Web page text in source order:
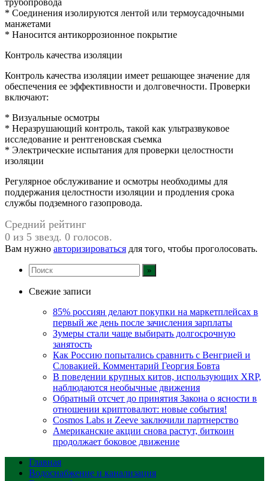
* Соединения изолируются лентой или термоусадочными
манжетами
* Наносится антикоррозионное покрытие
Контроль качества изоляции
Контроль качества изоляции имеет решающее значение для
обеспечения ее эффективности и долговечности. Проверки
включают:
* Визуальные осмотры
* Неразрушающий контроль, такой как ультразвуковое
исследование и рентгеновская съемка
* Электрические испытания для проверки целостности
изоляции
Регулярное обслуживание и осмотры необходимы для
поддержания целостности изоляции и продления срока
службы подземного газопровода.
Средний рейтинг
0 из 5 звезд. 0 голосов.
Вам нужно авторизироваться для того, чтобы проголосовать.
Свежие записи
85% россиян делают покупки на маркетплейсах в
первый же день после зачисления зарплаты
Зумеры стали чаще выбирать долгосрочную
занятость
Как Россию попытались сравнить с Венгрией и
Словакией. Комментарий Георгия Бовта
В поведении крупных китов, использующих XRP,
наблюдаются необычные движения
Обратный отсчет до принятия Закона о ясности в
отношении криптовалют: новые события!
Cosmos Labs и Zeeve заключили партнерство
Американские акции снова растут, биткоин
продолжает боковое движение
Главная
Водоснабжение и канализация